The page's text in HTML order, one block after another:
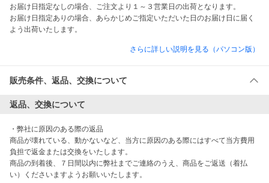
お届け日指定なしの場合、ご注文より１～３営業日の出荷となります。
お届け日指定ありの場合、あらかじめご指定いただいた日のお届け日に届く
よう出荷いたします。
さらに詳しい説明を見る（パソコン版）
販売条件、返品、交換について
返品、交換について
・弊社に原因のある際の返品
商品が壊れている、動かないなど、当方に原因のある際にはすべて当方費用
負担で返金または交換をいたします。
商品の到着後、７日間以内に弊社までご連絡のうえ、商品をご返送（着払
い）くださいますようお願いいたします。